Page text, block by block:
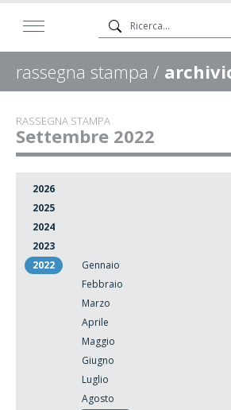
rassegna stampa /
RASSEGNA STAMPA
Settembre 2022
2026
2025
2024
2023
2022
Gennaio
Febbraio
Marzo
Aprile
Maggio
Giugno
Luglio
Agosto